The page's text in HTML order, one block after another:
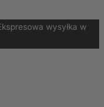
wysyłka w